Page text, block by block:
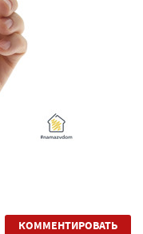
КОММЕНТИРОВАТЬ